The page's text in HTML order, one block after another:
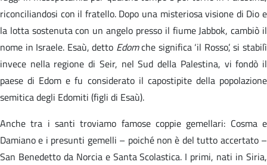
riconciliandosi con il fratello. Dopo una misteriosa visione di Dio e
la lotta sostenuta con un angelo presso il fiume Jabbok, cambiò il
nome in Israele. Esaù, detto Edomche significa ‘il Rosso’, si stabilì
invece nella regione di Seir, nel Sud della Palestina, vi fondò il
paese di Edom e fu considerato il capostipite della popolazione
semitica degli Edomiti (figli di Esaù).
Anche tra i santi troviamo famose coppie gemellari: Cosma e
Damiano e i presunti gemelli – poiché non è del tutto accertato –
San Benedetto da Norcia e Santa Scolastica. I primi, nati in Siria,